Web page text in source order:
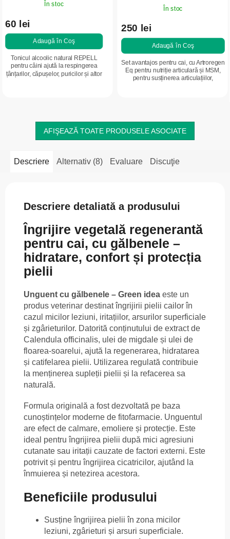
În stoc
60 lei
Adaugă în Coş
Tonicul alcoolic natural REPELL
pentru câini ajută la respingerea
țânțarilor, căpușelor, puricilor și altor
În stoc
250 lei
Adaugă în Coş
Set avantajos pentru cai, cu Artroregen
Eq pentru nutriție articulară și MSM,
pentru susținerea articulațiilor,
AFIŞEAZĂ TOATE PRODUSELE ASOCIATE
Descriere Alternativ (8) Evaluare Discuţie
Descriere detaliată a produsului
Îngrijire vegetală regenerantă
pentru cai, cu gălbenele –
hidratare, confort și protecția
pielii
Unguent cu gălbenele – Green idea este un
produs veterinar destinat îngrijirii pielii cailor în
cazul micilor leziuni, iritațiilor, arsurilor superficiale
și zgârieturilor. Datorită conținutului de extract de
Calendula officinalis, ulei de migdale și ulei de
floarea-soarelui, ajută la regenerarea, hidratarea
și catifelarea pielii. Utilizarea regulată contribuie
la menținerea supleții pielii și la refacerea sa
naturală.
Formula originală a fost dezvoltată pe baza
cunoștințelor moderne de fitofarmacie. Unguentul
are efect de calmare, emoliere și protecție. Este
ideal pentru îngrijirea pielii după mici agresiuni
cutanate sau iritații cauzate de factori externi. Este
potrivit și pentru îngrijirea cicatricilor, ajutând la
înmuierea și netezirea acestora.
Beneficiile produsului
Susține îngrijirea pielii în zona micilor
leziuni, zgârieturi și arsuri superficiale.